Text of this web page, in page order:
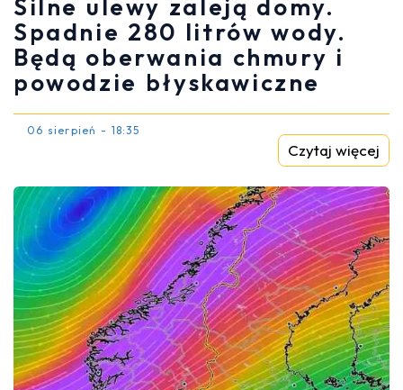
Silne ulewy zaleją domy.
Spadnie 280 litrów wody.
Będą oberwania chmury i
powodzie błyskawiczne
06 sierpień - 18:35
Czytaj więcej